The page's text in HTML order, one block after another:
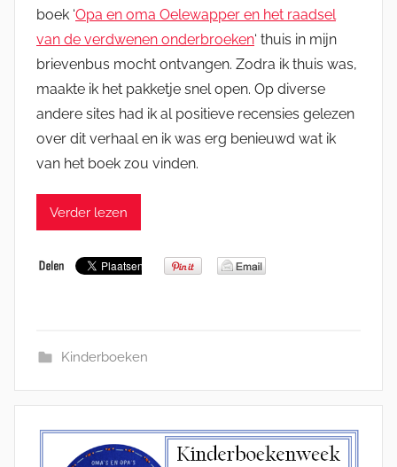
boek ‘Opa en oma Oelewapper en het raadsel
van de verdwenen onderbroeken‘ thuis in mijn
brievenbus mocht ontvangen. Zodra ik thuis was,
maakte ik het pakketje snel open. Op diverse
andere sites had ik al positieve recensies gelezen
over dit verhaal en ik was erg benieuwd wat ik
van het boek zou vinden.
Verder lezen
Kinderboeken